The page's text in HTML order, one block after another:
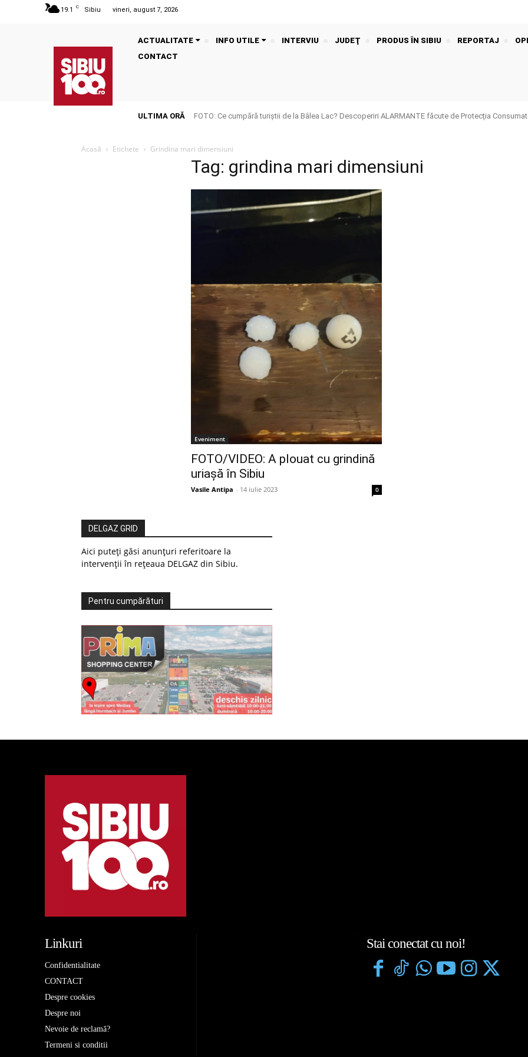
19.1 C Sibiu vineri, august 7, 2026
ACTUALITATE INFO UTILE INTERVIU JUDEŢ PRODUS ÎN SIBIU REPORTAJ
CONTACT
ULTIMA ORĂ FOTO: Ce cumpără turiștii de la Bâlea Lac? Descoperiri ALARMANTE făcute de Protecția
Acasă Etichete Grindina mari dimensiuni
Tag: grindina mari dimensiuni
Eveniment
FOTO/VIDEO: A plouat cu grindină
uriașă în Sibiu
Vasile Antipa - 14 iulie 2023 0
DELGAZ GRID
Aici puteți găsi anunțuri referitoare la
intervenții în rețeaua DELGAZ din Sibiu.
Pentru cumpărături
Linkuri
Confidentialitate
CONTACT
Despre cookies
Despre noi
Nevoie de reclamă?
Termeni si conditii
Stai conectat cu noi!